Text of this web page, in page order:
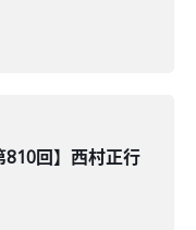
810回】西村正行